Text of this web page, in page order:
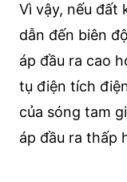
Vì vậy, nếu đất
dẫn đến biên
áp đầu ra cao
tụ điện tích
của sóng tam
áp đầu ra thấp